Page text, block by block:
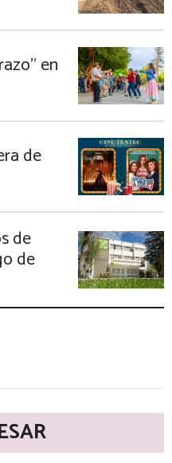
en
de
de
de